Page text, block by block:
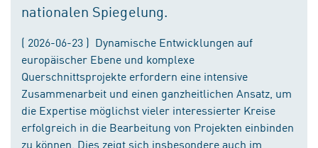
nationalen Spiegelung.
( 2026-06-23 ) Dynamische Entwicklungen auf
europäischer Ebene und komplexe
Querschnittsprojekte erfordern eine intensive
Zusammenarbeit und einen ganzheitlichen Ansatz, um
die Expertise möglichst vieler interessierter Kreise
erfolgreich in die Bearbeitung von Projekten einbinden
zu können. Dies zeigt sich insbesondere auch im